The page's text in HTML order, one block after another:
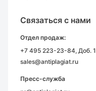
Связаться с нами
Отдел продаж:
+7 495 223-23-84, Доб. 1
sales@antiplagiat.ru
Пресс-служба